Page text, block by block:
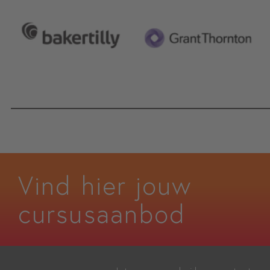
Vind hier jouw
cursusaanbod